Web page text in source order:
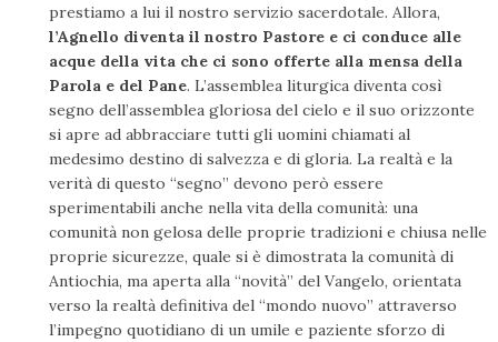
prestiamo a lui il nostro servizio sacerdotale. Allora,
l’Agnello diventa il nostro Pastore e ci conduce alle
acque della vita che ci sono offerte alla mensa della
Parola e del Pane. L’assemblea liturgica diventa così
segno dell’assemblea gloriosa del cielo e il suo orizzonte
si apre ad abbracciare tutti gli uomini chiamati al
medesimo destino di salvezza e di gloria. La realtà e la
verità di questo “segno” devono però essere
sperimentabili anche nella vita della comunità: una
comunità non gelosa delle proprie tradizioni e chiusa nelle
proprie sicurezze, quale si è dimostrata la comunità di
Antiochia, ma aperta alla “novità” del Vangelo, orientata
verso la realtà definitiva del “mondo nuovo” attraverso
l’impegno quotidiano di un umile e paziente sforzo di